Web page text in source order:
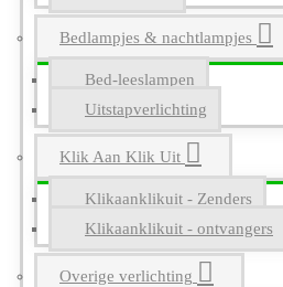
Bedlampjes & nachtlampjes
Bed-leeslampen
Uitstapverlichting
Klik Aan Klik Uit
Klikaanklikuit - Zenders
Klikaanklikuit - ontvangers
Overige verlichting